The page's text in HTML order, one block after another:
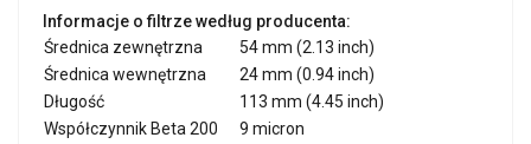
Informacje o filtrze według producenta:
Średnica zewnętrzna
54 mm (2.13 inch)
Średnica wewnętrzna
24 mm (0.94 inch)
Długość
113 mm (4.45 inch)
Współczynnik Beta 200
9 micron